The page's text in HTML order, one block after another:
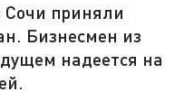
Сочи приняли
Бизнесмен из
надеется на